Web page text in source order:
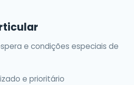
e condições especiais de
e prioritário